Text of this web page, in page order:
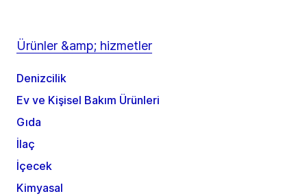
Ürünler &amp; hizmetler
Denizcilik
Ev ve Kişisel Bakım Ürünleri
Gıda
İlaç
İçecek
Kimyasal